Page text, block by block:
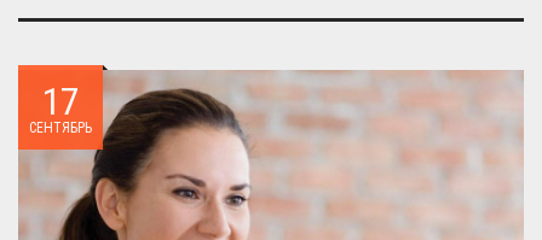
17
СЕНТЯБРЬ